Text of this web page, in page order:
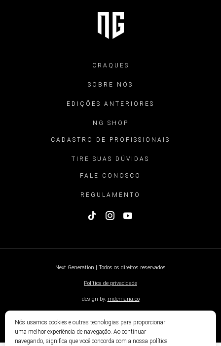
CRAQUES
SOBRE NÓS
EDIÇÕES ANTERIORES
NG SHOP
CADASTRO DE PROFISSIONAIS
TIRE SUAS DÚVIDAS
FALE CONOSCO
REGULAMENTO
Next Generation | Todos os direitos reservados
Política de privacidade
design by: mdemaria.co
Nós usamos cookies e outras tecnologias para proporcionar
uma melhor experiência de navegação. Ao continuar
navegando, significa que você concorda com a nossa política